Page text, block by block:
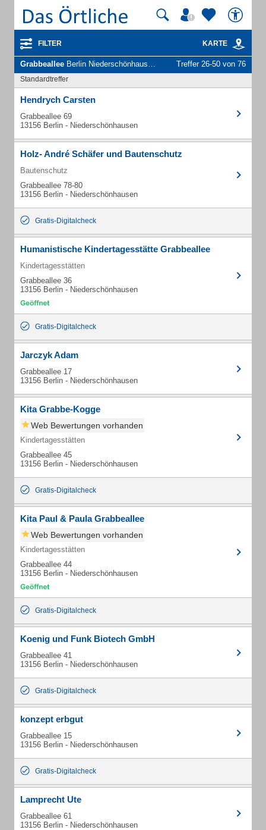
FILTER KARTE
Grabbeallee Berlin Niederschönhausen - Unternehmen und Personen Treffer 26-50 von 76
Standardtreffer
Hendrych Carsten
Grabbeallee 69
13156 Berlin - Niederschönhausen
Holz- André Schäfer und Bautenschutz
Bautenschutz
Grabbeallee 78-80
13156 Berlin - Niederschönhausen
Gratis-Digitalcheck
Humanistische Kindertagesstätte Grabbeallee
Kindertagesstätten
Grabbeallee 36
13156 Berlin - Niederschönhausen
Gratis-Digitalcheck
Jarczyk Adam
Grabbeallee 17
13156 Berlin - Niederschönhausen
Kita Grabbe-Kogge
Web Bewertungen vorhanden
Kindertagesstätten
Grabbeallee 45
13156 Berlin - Niederschönhausen
Gratis-Digitalcheck
Kita Paul & Paula Grabbeallee
Web Bewertungen vorhanden
Kindertagesstätten
Grabbeallee 44
13156 Berlin - Niederschönhausen
Gratis-Digitalcheck
Koenig und Funk Biotech GmbH
Grabbeallee 41
13156 Berlin - Niederschönhausen
Gratis-Digitalcheck
konzept erbgut
Grabbeallee 15
13156 Berlin - Niederschönhausen
Gratis-Digitalcheck
Lamprecht Ute
Grabbeallee 61
13156 Berlin - Niederschönhausen